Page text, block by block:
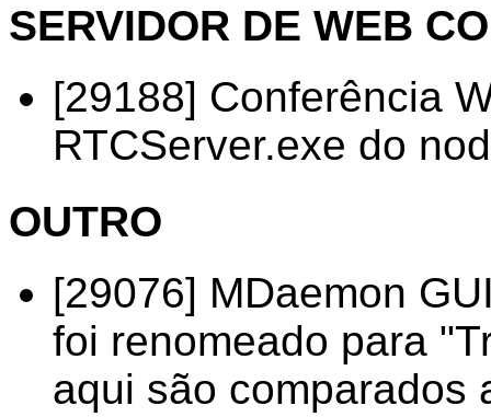
SERVIDOR DE WEB
[29188] Conferência
RTCServer.exe do
OUTRO
[29076] MDaemon
foi renomeado para
aqui são comparados